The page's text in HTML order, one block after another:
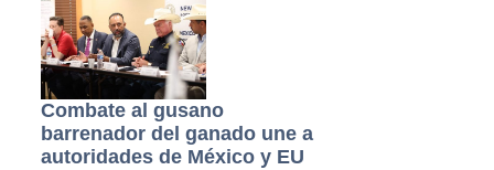
Combate al gusano
barrenador del ganado une a
autoridades de México y EU